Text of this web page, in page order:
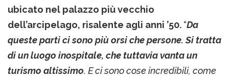
ubicato nel palazzo più vecchio
dell’arcipelago, risalente agli anni ’50. “Da
queste parti ci sono più orsi che persone. Si tratta
di un luogo inospitale, che tuttavia vanta un
turismo altissimo. E ci sono cose incredibili, come